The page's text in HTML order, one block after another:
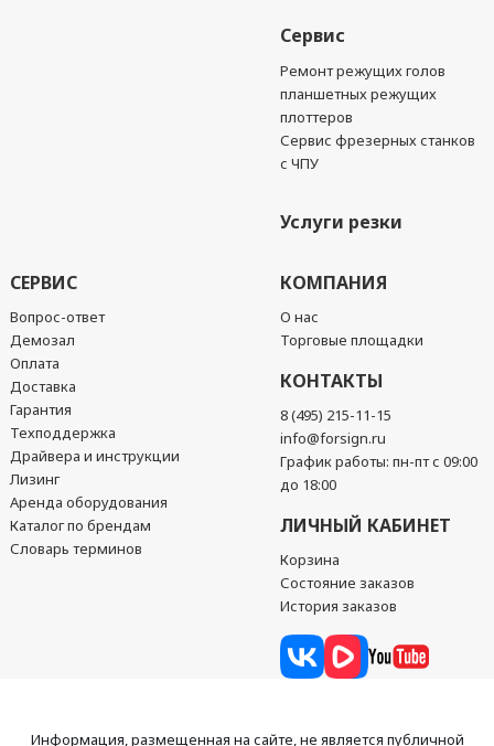
Сервис
Ремонт режущих голов
планшетных режущих
плоттеров
Сервис фрезерных станков
с ЧПУ
Услуги резки
СЕРВИС
Вопрос-ответ
Демозал
Оплата
Доставка
Гарантия
Техподдержка
Драйвера и инструкции
Лизинг
Аренда оборудования
Каталог по брендам
Словарь терминов
КОМПАНИЯ
О нас
Торговые площадки
КОНТАКТЫ
8 (495) 215-11-15
info@forsign.ru
График работы: пн-пт с 09:00
до 18:00
ЛИЧНЫЙ КАБИНЕТ
Корзина
Состояние заказов
История заказов
Информация, размещенная на сайте, не является публичной